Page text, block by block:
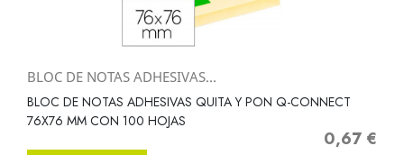
BLOC DE NOTAS ADHESIVAS...
BLOC DE NOTAS ADHESIVAS QUITA Y PON Q-CONNECT
76X76 MM CON 100 HOJAS
Precio
0,67 €